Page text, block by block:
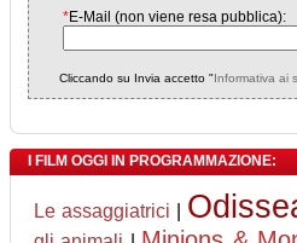
*E-Mail (non viene resa pubblica):
Cliccando su Invia accetto "Informativa ai
I FILM OGGI IN PROGRAMMAZIONE:
Le assaggiatrici